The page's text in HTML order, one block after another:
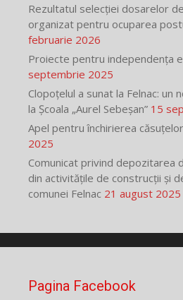
Rezultatul selecției dosarelor
organizat pentru ocuparea
februarie 2026
Proiecte pentru independența
septembrie 2025
Clopoțelul a sunat la Felnac: un
la Școala „Aurel Sebeșan” 15
Apel pentru închirierea
2025
Comunicat privind depozitarea
din activitățile de construcții și
comunei Felnac 21 august 2025
Pagina Facebook